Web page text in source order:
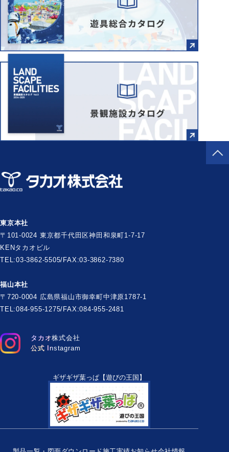
タカオ株式会社
公式 Instagram
東京本社
〒101-0024 東京都千代田区神田和泉町1-7-17
KENタカオビル
TEL:03-3862-5505/FAX:03-3862-7380
福山本社
〒720-0004 広島県福山市御幸町中津原1787-1
TEL:084-955-1275/FAX:084-955-2481
ギザギザ葉っぱ【遊びの王国】